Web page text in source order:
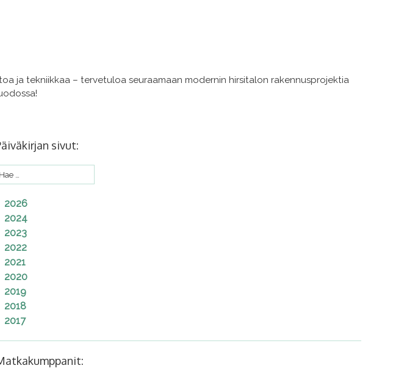
ja tekniikkaa – tervetuloa seuraamaan modernin hirsitalon rakennusprojektia
sivut:
2026
2024
2023
2022
2021
2020
2019
2018
2017